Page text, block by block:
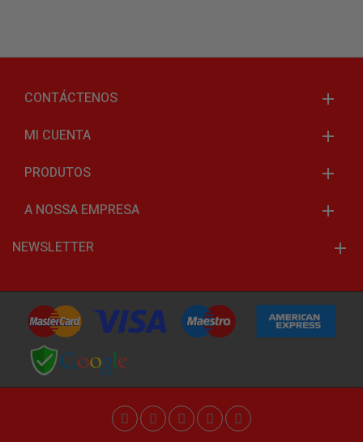
CONTÁCTENOS
MI CUENTA
PRODUTOS
A NOSSA EMPRESA
NEWSLETTER